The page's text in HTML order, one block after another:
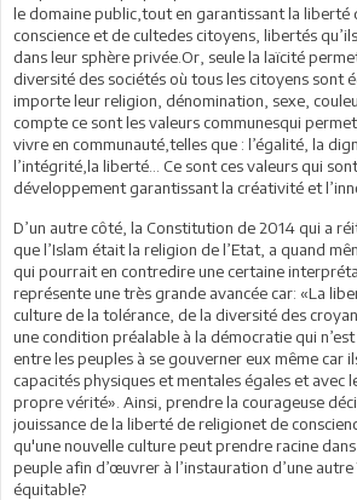
le domaine public,tout en garantissant la liberté
conscience et de cultedes citoyens, libertés
dans leur sphère privée.Or, seule la laïcité
diversité des sociétés où tous les citoyens sont
importe leur religion, dénomination, sexe,
compte ce sont les valeurs communesqui
vivre en communauté,telles que : l’égalité, la
l’intégrité,la liberté… Ce sont ces valeurs qui
développement garantissant la créativité et
D’un autre côté, la Constitution de 2014 qui a
que l’Islam était la religion de l’Etat, a quand
qui pourrait en contredire une certaine
représente une très grande avancée car: «La
culture de la tolérance, de la diversité des
une condition préalable à la démocratie qui n’est
entre les peuples à se gouverner eux même car
capacités physiques et mentales égales et avec
propre vérité». Ainsi, prendre la courageuse
jouissance de la liberté de religionet de
qu'une nouvelle culture peut prendre racine
peuple afin d’œuvrer à l’instauration d’une
équitable?